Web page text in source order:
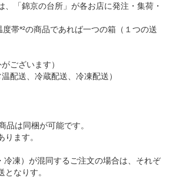
、「錦京の台所」が各お店に発注・集荷・
帯*²の商品であれば一つの箱（１つの送
ございます）
配送、冷蔵配送、冷凍配送）
品は同梱が可能です。
ます。
冷凍）が混同するご注文の場合は、それぞ
となりす。